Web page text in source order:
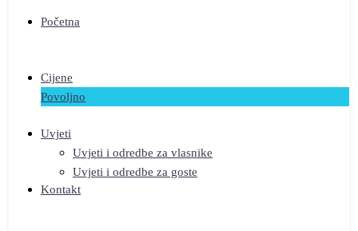
Početna
Cijene
Povoljno
Uvjeti
Uvjeti i odredbe za vlasnike
Uvjeti i odredbe za goste
Kontakt